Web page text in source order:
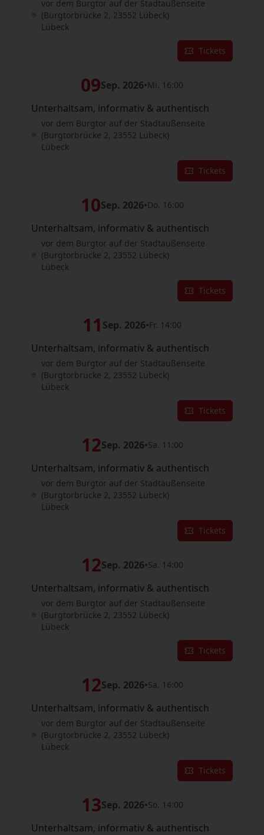
vor dem Burgtor auf der Stadtaußenseite
(Burgtorbrücke 2, 23552 Lübeck)
Lübeck
Tickets
09Sep. 2026•Mi. 16:00
Unterhaltsam, informativ & authentisch
vor dem Burgtor auf der Stadtaußenseite
(Burgtorbrücke 2, 23552 Lübeck)
Lübeck
Tickets
10Sep. 2026•Do. 16:00
Unterhaltsam, informativ & authentisch
vor dem Burgtor auf der Stadtaußenseite
(Burgtorbrücke 2, 23552 Lübeck)
Lübeck
Tickets
11 Sep. 2026•Fr. 14:00
Unterhaltsam, informativ & authentisch
vor dem Burgtor auf der Stadtaußenseite
(Burgtorbrücke 2, 23552 Lübeck)
Lübeck
Tickets
12Sep. 2026•Sa. 11:00
Unterhaltsam, informativ & authentisch
vor dem Burgtor auf der Stadtaußenseite
(Burgtorbrücke 2, 23552 Lübeck)
Lübeck
Tickets
12Sep. 2026•Sa. 14:00
Unterhaltsam, informativ & authentisch
vor dem Burgtor auf der Stadtaußenseite
(Burgtorbrücke 2, 23552 Lübeck)
Lübeck
Tickets
12Sep. 2026•Sa. 16:00
Unterhaltsam, informativ & authentisch
vor dem Burgtor auf der Stadtaußenseite
(Burgtorbrücke 2, 23552 Lübeck)
Lübeck
Tickets
13Sep. 2026•So. 14:00
Unterhaltsam, informativ & authentisch